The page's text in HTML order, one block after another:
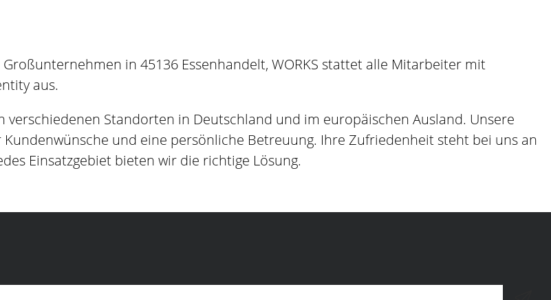
in 45136 Essenhandelt, WORKS stattet alle Mitarbeiter mit
aus.
Standorten in Deutschland und im europäischen Ausland. Unsere
und eine persönliche Betreuung. Ihre Zufriedenheit steht bei uns an
Einsatzgebiet bieten wir die richtige Lösung.